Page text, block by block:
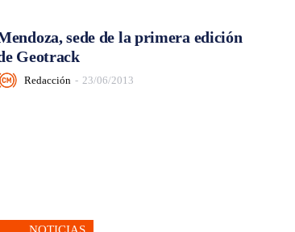
sede de la primera edición
Geotrack
Redacción - 23/06/2013
NOTICIAS